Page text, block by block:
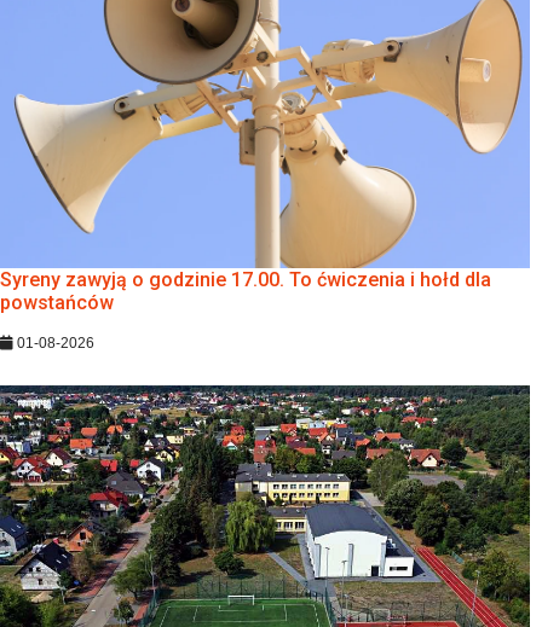
Syreny zawyją o godzinie 17.00. To ćwiczenia i hołd dla
powstańców
01-08-2026